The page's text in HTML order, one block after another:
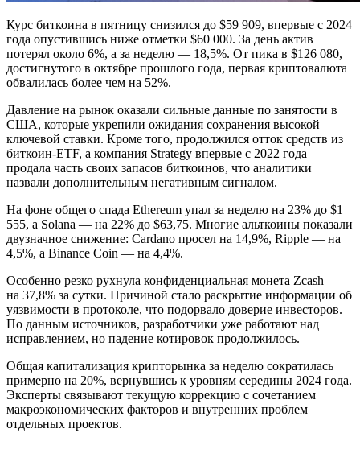
Курс биткоина в пятницу снизился до $59 909, впервые с 2024
года опустившись ниже отметки $60 000. За день актив
потерял около 6%, а за неделю — 18,5%. От пика в $126 080,
достигнутого в октябре прошлого года, первая криптовалюта
обвалилась более чем на 52%.
Давление на рынок оказали сильные данные по занятости в
США, которые укрепили ожидания сохранения высокой
ключевой ставки. Кроме того, продолжился отток средств из
биткоин-ETF, а компания Strategy впервые с 2022 года
продала часть своих запасов биткоинов, что аналитики
назвали дополнительным негативным сигналом.
На фоне общего спада Ethereum упал за неделю на 23% до $1
555, а Solana — на 22% до $63,75. Многие альткоины показали
двузначное снижение: Cardano просел на 14,9%, Ripple — на
4,5%, а Binance Coin — на 4,4%.
Особенно резко рухнула конфиденциальная монета Zcash —
на 37,8% за сутки. Причиной стало раскрытие информации об
уязвимости в протоколе, что подорвало доверие инвесторов.
По данным источников, разработчики уже работают над
исправлением, но падение котировок продолжилось.
Общая капитализация крипторынка за неделю сократилась
примерно на 20%, вернувшись к уровням середины 2024 года.
Эксперты связывают текущую коррекцию с сочетанием
макроэкономических факторов и внутренних проблем
отдельных проектов.